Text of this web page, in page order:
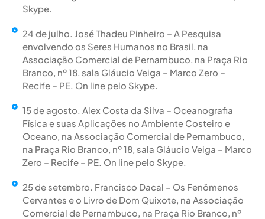
Skype.
24 de julho. José Thadeu Pinheiro – A Pesquisa
envolvendo os Seres Humanos no Brasil, na
Associação Comercial de Pernambuco, na Praça Rio
Branco, nº 18, sala Gláucio Veiga – Marco Zero –
Recife – PE. On line pelo Skype.
15 de agosto. Alex Costa da Silva – Oceanografia
Física e suas Aplicações no Ambiente Costeiro e
Oceano, na Associação Comercial de Pernambuco,
na Praça Rio Branco, nº 18, sala Gláucio Veiga – Marco
Zero – Recife – PE. On line pelo Skype.
25 de setembro. Francisco Dacal – Os Fenômenos
Cervantes e o Livro de Dom Quixote, na Associação
Comercial de Pernambuco, na Praça Rio Branco, nº